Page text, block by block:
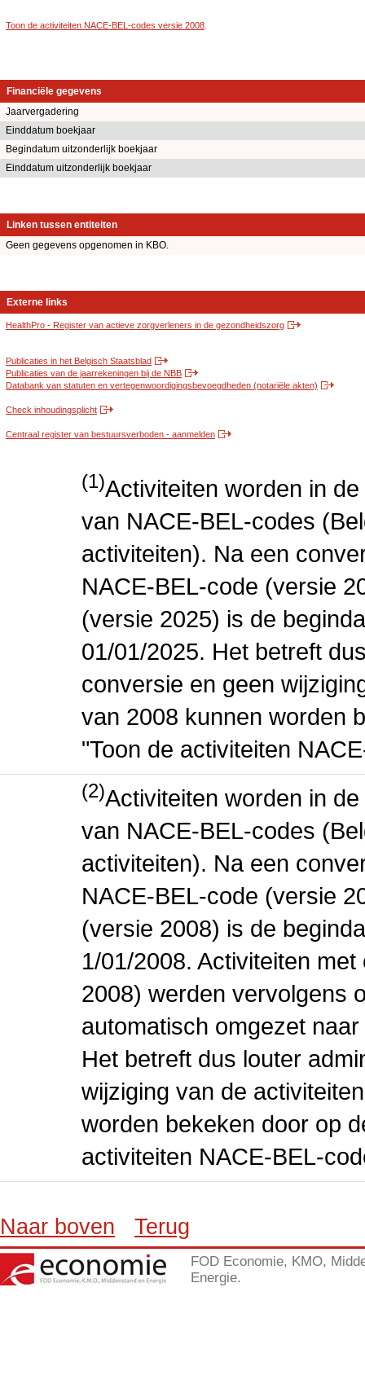
Toon de activiteiten NACE-BEL-codes versie 2008
Financiële gegevens
Jaarvergadering
Einddatum boekjaar
Begindatum uitzonderlijk boekjaar
Einddatum uitzonderlijk boekjaar
Linken tussen entiteiten
Geen gegevens opgenomen in KBO.
Externe links
HealthPro - Register van actieve zorgverleners in de gezondheidszorg
Publicaties in het Belgisch Staatsblad
Publicaties van de jaarrekeningen bij de NBB
Databank van statuten en vertegenwoordigingsbevoegdheden (notariële akten)
Check inhoudingsplicht
Centraal register van bestuursverboden - aanmelden
(1)Activiteiten worden in
van NACE-BEL-codes
activiteiten). Na een
NACE-BEL-code (versie
(versie 2025) is de
01/01/2025. Het betreft
conversie en geen
van 2008 kunnen worden
"Toon de activiteiten
(2)Activiteiten worden in
van NACE-BEL-codes
activiteiten). Na een
NACE-BEL-code (versie
(versie 2008) is de
1/01/2008. Activiteiten
2008) werden vervolgens
automatisch omgezet
Het betreft dus louter
wijziging van de
worden bekeken door op
activiteiten NACE-BEL-
Naar boven Terug
FOD Economie, KMO,
Energie.